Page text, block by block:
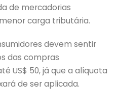
de mercadorias
carga tributária.
devem sentir
das compras
US$ 50, já que a alíquota
de ser aplicada.